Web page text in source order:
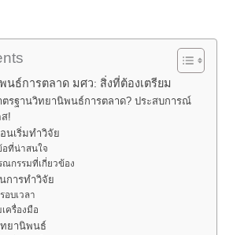
นธ์การตลาด มศว: สิ่งที่ต้องเตรียม
ตรฐานวิทยานิพนธ์การตลาด? ประสบการณ์
!
นเริ่มทำวิจัย
อที่น่าสนใจ
ณกรรมที่เกี่ยวข้อง
การทำวิจัย
อบเวลา
ครื่องมือ
ทยานิพนธ์